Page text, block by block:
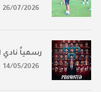
26/07/2026
رسمياً
14/05/2026